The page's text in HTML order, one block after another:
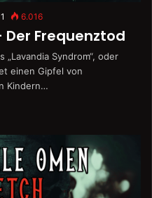
1 6.016
Frequenztod
„Lavandia Syndrom“, oder
einen Gipfel von
Kindern…